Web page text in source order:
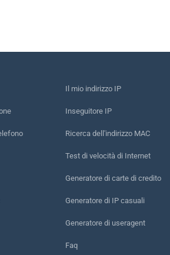
Il mio indirizzo IP
Inseguitore IP
Ricerca dell'indirizzo MAC
Test di velocità di Internet
Generatore di carte di credito
Generatore di IP casuali
Generatore di useragent
Faq